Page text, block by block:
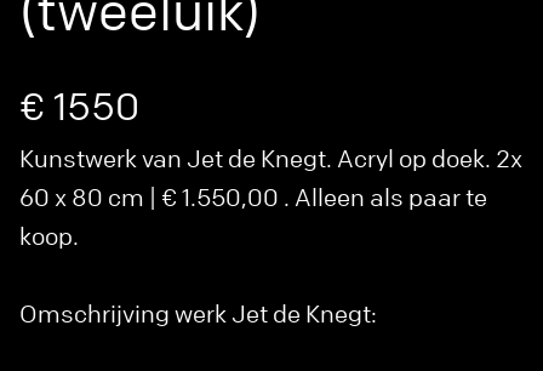
€ 1550
Kunstwerk van Jet de Knegt. Acryl op doek. 2x
60 x 80 cm | € 1.550,00 . Alleen als paar te
koop.
Omschrijving werk Jet de Knegt: